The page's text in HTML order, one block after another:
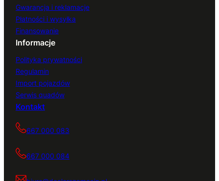
Gwarancja i reklamacje
Płatności i wysyłka
Finansowanie
Informacje
Polityka prywatności
Regulamin
Import pojazdów
Serwis quadów
Kontakt
667 000 083
667 000 084